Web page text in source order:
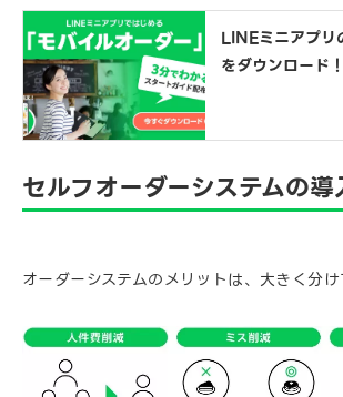
LINEミニアプリ
をダウンロード！
セルフオーダーシステムの
オーダーシステムのメリットは、大きく分け